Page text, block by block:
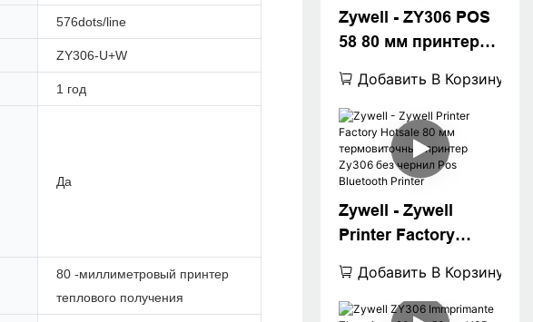
USB+RS232+LAN+B
T
Zywell - ZY306 POS
58 80 мм принтер
драйвера 300 DPI
POS Thermal Printer
Bluetooth Printer
USB+RS232+LAN+B
T
Добавить В Корзину
Zywell - Zywell
Printer Factory
термовиточный
принтер Zy306 без
Добавить В Корзину
576dots/line
ZY306-U+W
1 год
Да
80 -миллиметровый принтер
теплового получения